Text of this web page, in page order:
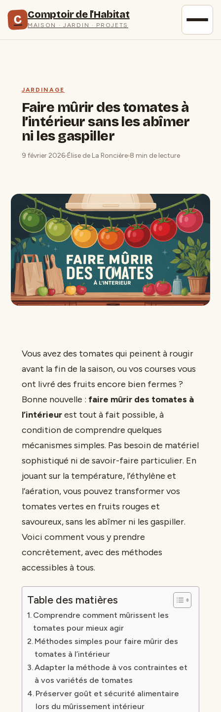
C Comptoir de l'Habitat
MAISON · JARDIN · PROJETS
JARDINAGE
Faire mûrir des tomates à
l’intérieur sans les abîmer
ni les gaspiller
9 février 2026
·
Élise de La Roncière
·
8 min de lecture
Vous avez des tomates qui peinent à rougir
avant la fin de la saison, ou vos courses vous
ont livré des fruits encore bien fermes ?
Bonne nouvelle : faire mûrir des tomates à
l’intérieurest tout à fait possible, à
condition de comprendre quelques
mécanismes simples. Pas besoin de matériel
sophistiqué ni de savoir-faire particulier. En
jouant sur la température, l’éthylène et
l’aération, vous pouvez transformer vos
tomates vertes en fruits rouges et
savoureux, sans les abîmer ni les gaspiller.
Voici comment vous y prendre
concrètement, avec des méthodes
accessibles à tous.
Table des matières
Comprendre comment mûrissent les
tomates pour mieux agir
Méthodes simples pour faire mûrir des
tomates à l’intérieur
Adapter la méthode à vos contraintes et
à vos variétés de tomates
Préserver goût et sécurité alimentaire
lors du mûrissement intérieur